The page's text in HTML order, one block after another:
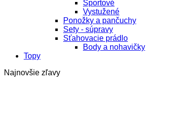
Športové
Vystužené
Ponožky a pančuchy
Sety - súpravy
Sťahovacie prádlo
Body a nohavičky
Topy
Najnovšie zľavy